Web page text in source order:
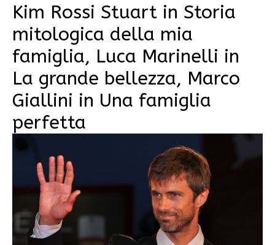
Kim Rossi Stuart in Storia
mitologica della mia
famiglia, Luca Marinelli in
La grande bellezza, Marco
Giallini in Una famiglia
perfetta